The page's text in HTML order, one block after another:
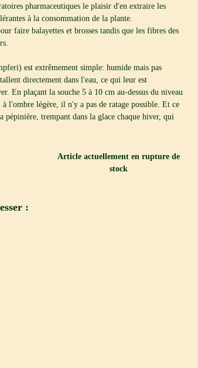
pharmaceutiques le plaisir d'en extraire les
à la consommation de la plante.
faire balayettes et brosses tandis que les fibres des
est extrêmement simple: humide mais pas
directement dans l'eau, ce qui leur est
En plaçant la souche 5 à 10 cm au-dessus du niveau
l'ombre légère, il n'y a pas de ratage possible. Et ce
pépinière, trempant dans la glace chaque hiver, qui
Article actuellement en rupture de
stock
: